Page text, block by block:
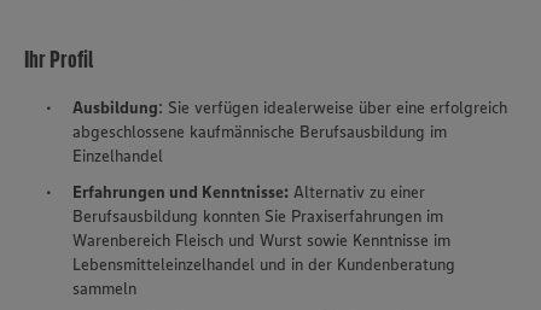
Ihr Profil
Ausbildung: Sie verfügen idealerweise über eine erfolgreich
abgeschlossene kaufmännische Berufsausbildung im
Einzelhandel
Erfahrungen und Kenntnisse: Alternativ zu einer
Berufsausbildung konnten Sie Praxiserfahrungen im
Warenbereich Fleisch und Wurst sowie Kenntnisse im
Lebensmitteleinzelhandel und in der Kundenberatung
sammeln